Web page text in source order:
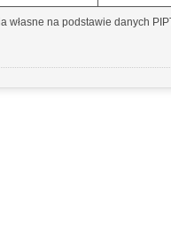
własne na podstawie danych